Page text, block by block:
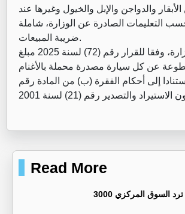
الأبقار والدواجن والإبل والخيول وغيرها عند
حسب التعليمات الصادرة عن الوزارة، شاملة
ضريبة المبيعات.
وتستوفي الوزارة، وفقا للقرار رقم (72) لسنة 2025 مبلغ
مقطوعة عن كل سيارة مصدرة محملة بالأغنام
استنادا إلى أحكام الفقرة (ب) من المادة رقم
Read More
ترد السوق المركزي